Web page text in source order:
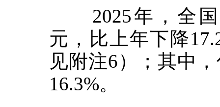
2025年，全
元，比上年下降
见附注6）；其中
16.3%。